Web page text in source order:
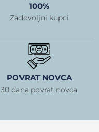
100%
Zadovoljni kupci
POVRAT NOVCA
30 dana povrat novca